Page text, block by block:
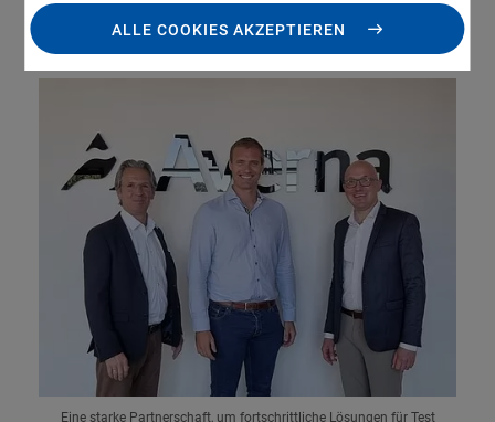
ALLE COOKIES AKZEPTIEREN
wachsenden Bedarf an flexiblen, skalierbaren und
durchsatzstarken Fertigungs- und Prüfanlagen zu decken.
Eine starke Partnerschaft, um fortschrittliche Lösungen für Test